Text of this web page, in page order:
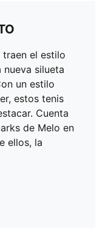
traen el estilo
nueva silueta
un estilo
estos tenis
Cuenta
de Melo en
ellos, la